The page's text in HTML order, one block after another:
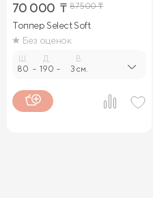
70 000 ₸ 87 500₸
Топпер Select Soft
Без оценок
80 -
Д.
190 -
В.
3 см.